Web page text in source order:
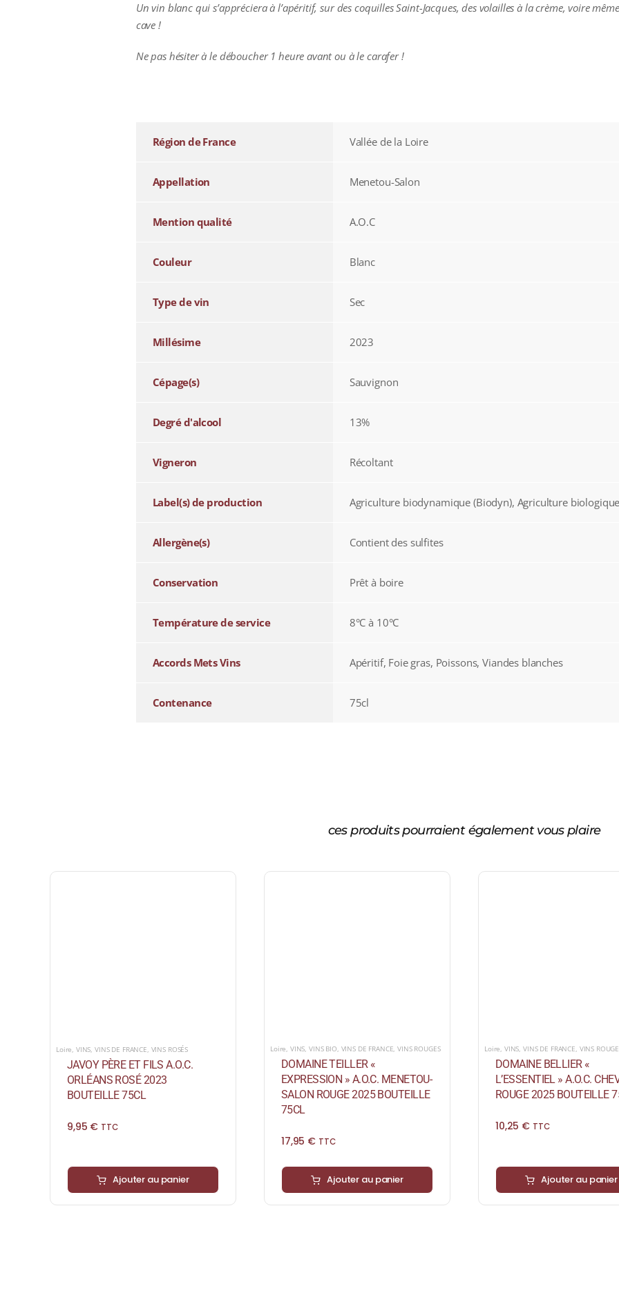
Un vin blanc qui s’appréciera à l’apéritif, sur des coquilles Saint-Jacques, des volailles à la crème, voire
cave !
Ne pas hésiter à le déboucher 1 heure avant ou à le carafer !
Région de France Vallée de la Loire
Appellation Menetou-Salon
Mention qualité A.O.C
Couleur Blanc
Type de vin Sec
Millésime 2023
Cépage(s) Sauvignon
Degré d'alcool 13%
Vigneron Récoltant
Label(s) de production Agriculture biodynamique (Biodyn), Agriculture
Allergène(s) Contient des sulfites
Conservation Prêt à boire
Température de service 8°C à 10°C
Accords Mets Vins Apéritif, Foie gras, Poissons, Viandes blanches
Contenance 75cl
ces produits pourraient également vous plaire
Loire VINS ,VINS DE FRANCE VINS ROSÉS
JAVOY PÈRE ET FILS A.O.C.
ORLÉANS ROSÉ 2023
BOUTEILLE 75CL
9,95 € TTC
Ajouter au panier
Loire, VINS,VINS BIO, VINS DE FRANCE,VINS ROUGES
DOMAINE TEILLER «
EXPRESSION » A.O.C. MENETOU-
SALON ROUGE 2025 BOUTEILLE
75CL
17,95 € TTC
Ajouter au panier
Loire, VINS,VINS DE FRANCE, VINS
DOMAINE BELLIER «
L’ESSENTIEL » A.O.C.
ROUGE 2025 BOUTEILLE
10,25 € TTC
Ajouter au panier